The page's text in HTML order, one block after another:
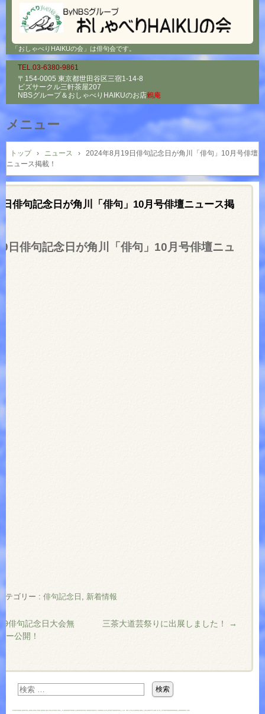
「おしゃべりHAIKUの会」は俳句会です。
TEL.03-6380-9861
〒154-0005 東京都世田谷区三宿1-14-8
ビズサークル三軒茶屋207
NBSグループ＆ おしゃべりHAIKUのお店鶫庵
メニュー
コ
ン
テ
ン
へ
ッ
プ
トップ › ニュース ›
2024年8月19日俳句記念日が角川「俳句」10月号俳壇
ニュース掲載！
日俳句記念日が角川「俳句」10月号俳壇ニュース掲
日俳句記念日が角川「俳句」10月号俳壇ニュ
テゴリー : 俳句記念日 新着情報
俳句記念日大会無
ー公開！
三茶大道芸祭りに出展しました！ →